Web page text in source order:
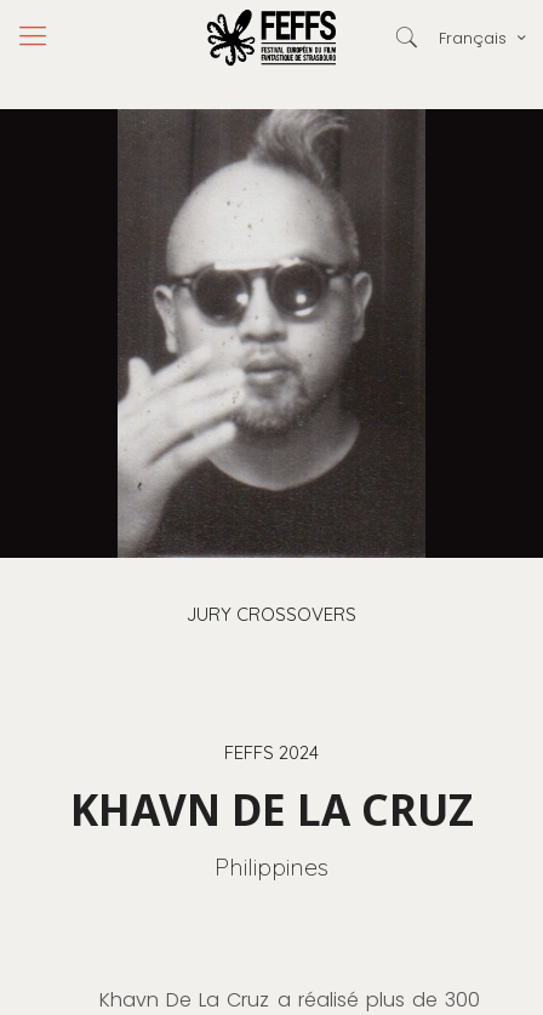
Français
JURY CROSSOVERS
FEFFS 2024
KHAVN DE LA CRUZ
Philippines
Khavn De La Cruz a réalisé plus de 300